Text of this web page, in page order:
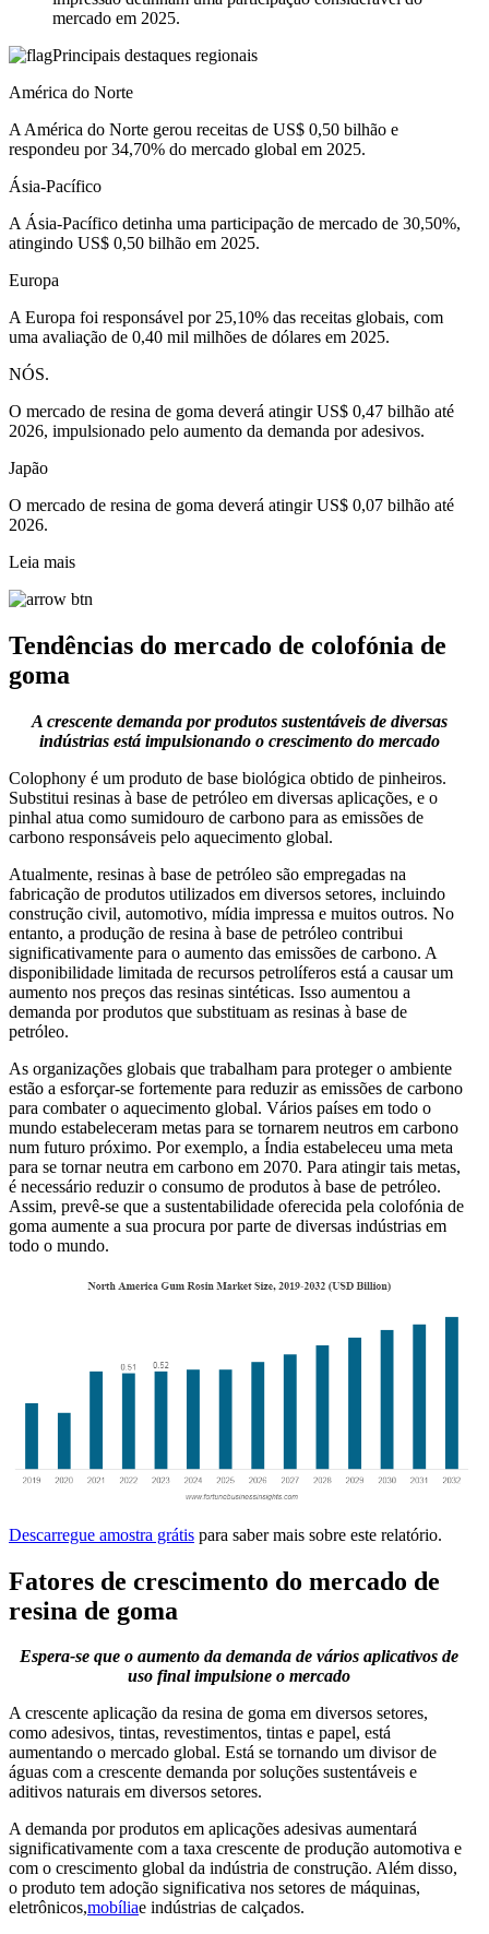
mercado em 2025.
Principais destaques regionais
América do Norte
A América do Norte gerou receitas de US$ 0,50 bilhão e
respondeu por 34,70% do mercado global em 2025.
Ásia-Pacífico
A Ásia-Pacífico detinha uma participação de mercado de 30,50%,
atingindo US$ 0,50 bilhão em 2025.
Europa
A Europa foi responsável por 25,10% das receitas globais, com
uma avaliação de 0,40 mil milhões de dólares em 2025.
NÓS.
O mercado de resina de goma deverá atingir US$ 0,47 bilhão até
2026, impulsionado pelo aumento da demanda por adesivos.
Japão
O mercado de resina de goma deverá atingir US$ 0,07 bilhão até
2026.
Leia mais
Tendências do mercado de colofónia de
goma
A crescente demanda por produtos sustentáveis ​​de diversas
indústrias está impulsionando o crescimento do mercado
Colophony é um produto de base biológica obtido de pinheiros.
Substitui resinas à base de petróleo em diversas aplicações, e o
pinhal atua como sumidouro de carbono para as emissões de
carbono responsáveis ​​pelo aquecimento global.
Atualmente, resinas à base de petróleo são empregadas na
fabricação de produtos utilizados em diversos setores, incluindo
construção civil, automotivo, mídia impressa e muitos outros. No
entanto, a produção de resina à base de petróleo contribui
significativamente para o aumento das emissões de carbono. A
disponibilidade limitada de recursos petrolíferos está a causar um
aumento nos preços das resinas sintéticas. Isso aumentou a
demanda por produtos que substituam as resinas à base de
petróleo.
As organizações globais que trabalham para proteger o ambiente
estão a esforçar-se fortemente para reduzir as emissões de carbono
para combater o aquecimento global. Vários países em todo o
mundo estabeleceram metas para se tornarem neutros em carbono
num futuro próximo. Por exemplo, a Índia estabeleceu uma meta
para se tornar neutra em carbono em 2070. Para atingir tais metas,
é necessário reduzir o consumo de produtos à base de petróleo.
Assim, prevê-se que a sustentabilidade oferecida pela colofónia de
goma aumente a sua procura por parte de diversas indústrias em
todo o mundo.
Descarregue amostra grátis para saber mais sobre este relatório.
Fatores de crescimento do mercado de
resina de goma
Espera-se que o aumento da demanda de vários aplicativos de
uso final impulsione o mercado
A crescente aplicação da resina de goma em diversos setores,
como adesivos, tintas, revestimentos, tintas e papel, está
aumentando o mercado global. Está se tornando um divisor de
águas com a crescente demanda por soluções sustentáveis ​​e
aditivos naturais em diversos setores.
A demanda por produtos em aplicações adesivas aumentará
significativamente com a taxa crescente de produção automotiva e
com o crescimento global da indústria de construção. Além disso,
o produto tem adoção significativa nos setores de máquinas,
eletrônicos,mobíliae indústrias de calçados.